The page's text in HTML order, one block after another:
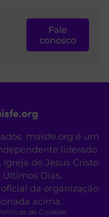
Fale
conosco
maisfe.org é um
liderado
de Jesus Cristo
Últimos Dias.
da organização
acima.
de Cookies